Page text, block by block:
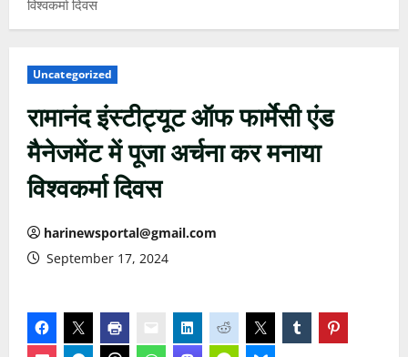
विश्वकर्मा दिवस
Uncategorized
रामानंद इंस्टीट्यूट ऑफ फार्मेसी एंड
मैनेजमेंट में पूजा अर्चना कर मनाया
विश्वकर्मा दिवस
harinewsportal@gmail.com
September 17, 2024